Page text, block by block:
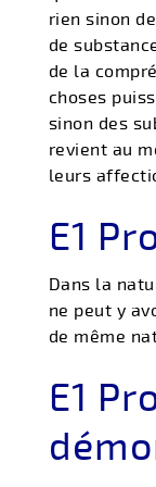
rien sinon
de
de la
choses
sinon des
revient au
leurs
E1
Dans la
ne peut y
de même
E1